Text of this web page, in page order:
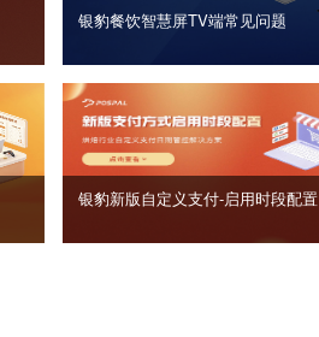
银豹餐饮智慧屏TV端常见问题
银豹新版自定义支付‑启用时段配置